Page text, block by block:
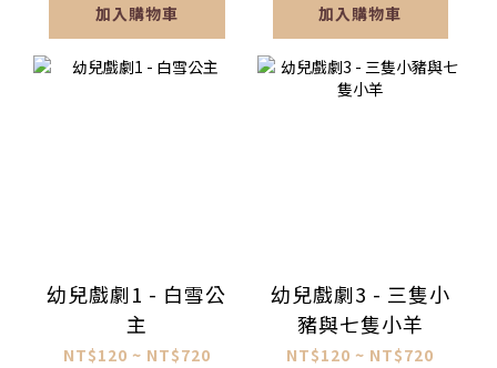
加入購物車 加入購物車
幼兒戲劇1 - 白雪公
主
NT$120 ~ NT$720
幼兒戲劇3 - 三隻小
豬與七隻小羊
NT$120 ~ NT$720